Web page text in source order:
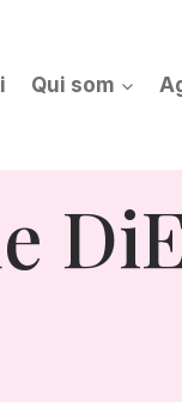
Qui som